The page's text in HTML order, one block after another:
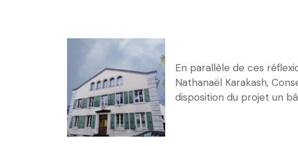
En parallèle de ces
Nathanaël Karakash,
disposition du projet un